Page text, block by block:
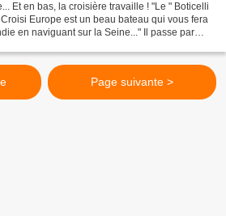
Et en bas, la croisière travaille ! "Le " Boticelli
Europe est un beau bateau qui vous fera
en naviguant sur la Seine..." Il passe par
Page suivante >